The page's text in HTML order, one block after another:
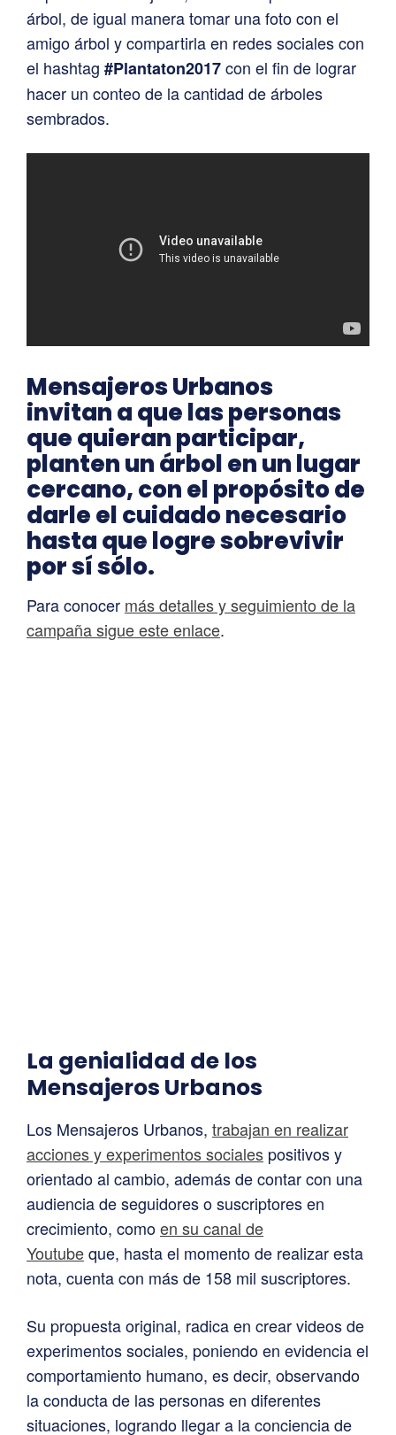
árbol, de igual manera tomar una foto con el
amigo árbol y compartirla en redes sociales con
el hashtag #Plantaton2017con el fin de lograr
hacer un conteo de la cantidad de árboles
sembrados.
Mensajeros Urbanos
invitan a que las personas
que quieran participar,
planten un árbol en un lugar
cercano, con el propósito de
darle el cuidado necesario
hasta que logre sobrevivir
por sí sólo.
Para conocer más detalles y seguimiento de la
campaña sigue este enlace.
La genialidad de los
Mensajeros Urbanos
Los Mensajeros Urbanos, trabajan en realizar
acciones y experimentos sociales positivos y
orientado al cambio, además de contar con una
audiencia de seguidores o suscriptores en
crecimiento, comoen su canal de
Youtubeque, hasta el momento de realizar esta
nota, cuenta con más de 158 mil suscriptores.
Su propuesta original, radica en crear videos de
experimentos sociales, poniendo en evidencia el
comportamiento humano, es decir, observando
la conducta de las personas en diferentes
situaciones, logrando llegar a la conciencia de